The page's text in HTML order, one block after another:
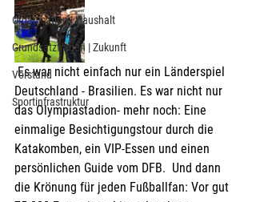
Organisation | Haushalt
Grundsatzfragen | Zukunft
Vorstand
Sportinfrastruktur
Es war nicht einfach nur ein Länderspiel
Deutschland - Brasilien. Es war nicht nur
das Olympiastadion- mehr noch: Eine
einmalige Besichtigungstour durch die
Katakomben, ein VIP-Essen und einen
persönlichen Guide vom DFB.  Und dann
die Krönung für jeden Fußballfan: Vor gut